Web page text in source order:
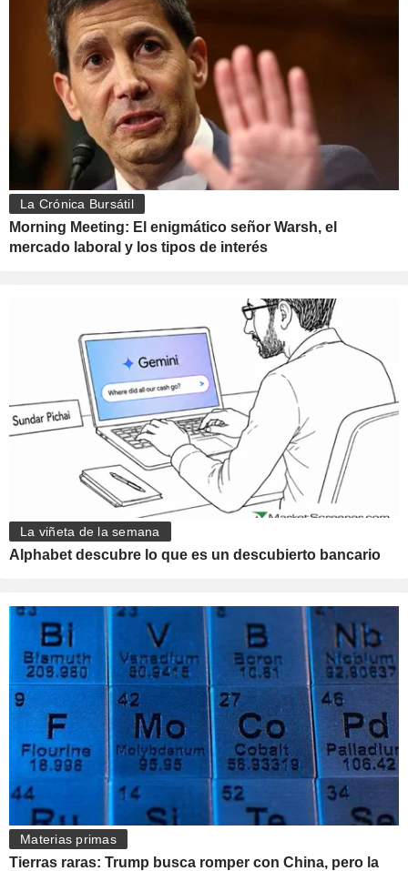
La Crónica Bursátil
Morning Meeting: El enigmático señor Warsh, el
mercado laboral y los tipos de interés
La viñeta de la semana
Alphabet descubre lo que es un descubierto bancario
Materias primas
Tierras raras: Trump busca romper con China, pero la